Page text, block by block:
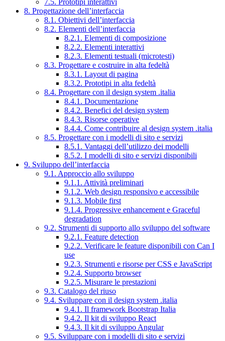
7.5. Prototipi interattivi
8. Progettazione dell’interfaccia
8.1. Obiettivi dell’interfaccia
8.2. Elementi dell’interfaccia
8.2.1. Elementi di composizione
8.2.2. Elementi interattivi
8.2.3. Elementi testuali (microtesti)
8.3. Progettare e costruire in alta fedeltà
8.3.1. Layout di pagina
8.3.2. Prototipi in alta fedeltà
8.4. Progettare con il design system .italia
8.4.1. Documentazione
8.4.2. Benefici del design system
8.4.3. Risorse operative
8.4.4. Come contribuire al design system .italia
8.5. Progettare con i modelli di sito e servizi
8.5.1. Vantaggi dell’utilizzo dei modelli
8.5.2. I modelli di sito e servizi disponibili
9. Sviluppo dell’interfaccia
9.1. Approccio allo sviluppo
9.1.1. Attività preliminari
9.1.2. Web design responsivo e accessibile
9.1.3. Mobile first
9.1.4. Progressive enhancement e Graceful
degradation
9.2. Strumenti di supporto allo sviluppo del software
9.2.1. Feature detection
9.2.2. Verificare le feature disponibili con Can I
use
9.2.3. Strumenti e risorse per CSS e JavaScript
9.2.4. Supporto browser
9.2.5. Misurare le prestazioni
9.3. Catalogo del riuso
9.4. Sviluppare con il design system .italia
9.4.1. Il framework Bootstrap Italia
9.4.2. Il kit di sviluppo React
9.4.3. Il kit di sviluppo Angular
9.5. Sviluppare con i modelli di sito e servizi